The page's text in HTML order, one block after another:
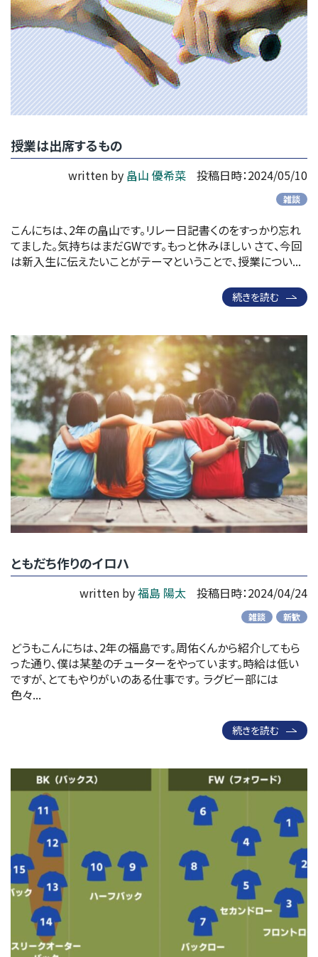
授業は出席するもの
written by 畠山 優希菜 投稿日時：2024/05/10
雑談
こんにちは、2年の畠山です。リレー日記書くのをすっかり忘れ
てました。気持ちはまだGWです。もっと休みほしい さて、今回
は新入生に伝えたいことがテーマということで、授業につい...
続きを読む
ともだち作りのイロハ
written by福島 陽太 投稿日時：2024/04/24
雑談 新歓
どうもこんにちは、2年の福島です。周佑くんから紹介してもら
った通り、僕は某塾のチューターをやっています。時給は低い
ですが、とてもやりがいのある仕事です。 ラグビー部には
色々...
続きを読む